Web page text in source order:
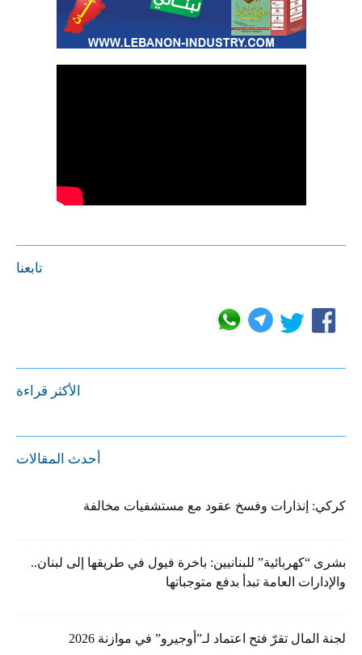
تابعنا
الأكثر قراءة
أحدث المقالات
كركي: إنذارات وفسخ عقود مع مستشفيات مخالفة
بشرى “كهربائية” للبنانيين: باخرة فيول في طريقها إلى لبنان..
والإدارات العامة تبدأ بدفع متوجباتها
لجنة المال تقرّ فتح اعتماد لـ”أوجيرو” في موازنة 2026